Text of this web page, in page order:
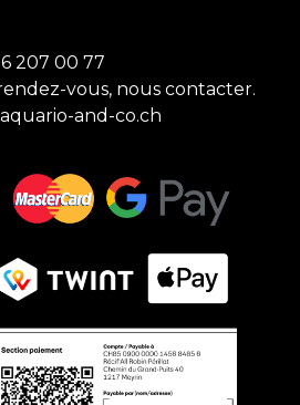
207 00 77
vous, nous contacter.
and-co.ch